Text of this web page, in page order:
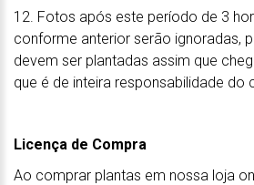
12. Fotos após este período de 3
conforme anterior serão ignoradas,
devem ser plantadas assim que
que é de inteira responsabilidade do
Licença de Compra
Ao comprar plantas em nossa loja